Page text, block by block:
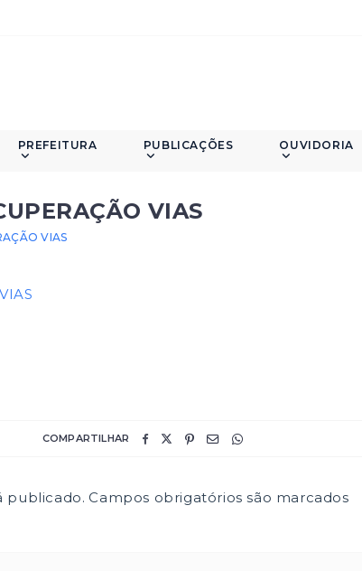
PREFEITURA PUBLICAÇÕES OUVIDORIA
VIAS
VIAS
COMPARTILHAR
publicado. Campos obrigatórios são marcados